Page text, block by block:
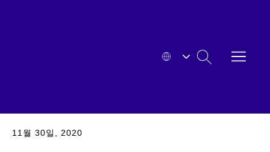
메뉴
열기
HYOSUNG
검색
11월 30일, 2020